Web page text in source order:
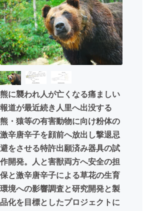
テクノロジー・ガジェット
映像・映画
ビジネス・起業
まちづくり・地域活性化
CAMPFIRE for Social Good
CAMPFIREふるさと納税machi-ya
熊に襲われ人が亡くなる痛ましい
報道が最近続き人里へ出没する
熊・猿等の有害動物に向け粉体の
激辛唐辛子を顔前へ放出し撃退忌
避をさせる特許出願済み器具の試
作開発。人と害獣両方へ安全の担
保と激辛唐辛子による草花の生育
環境への影響調査と研究開発と製
品化を目標としたプロジェクトに